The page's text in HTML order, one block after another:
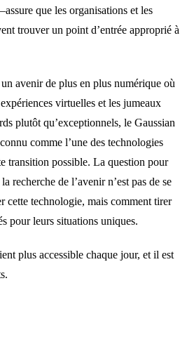
que les organisations et les
trouver un point d’entrée approprié à
avenir de plus en plus numérique où
virtuelles et les jumeaux
plutôt qu’exceptionnels, le Gaussian
comme l’une des technologies
transition possible. La question pour
recherche de l’avenir n’est pas de se
cette technologie, mais comment tirer
pour leurs situations uniques.
plus accessible chaque jour, et il est